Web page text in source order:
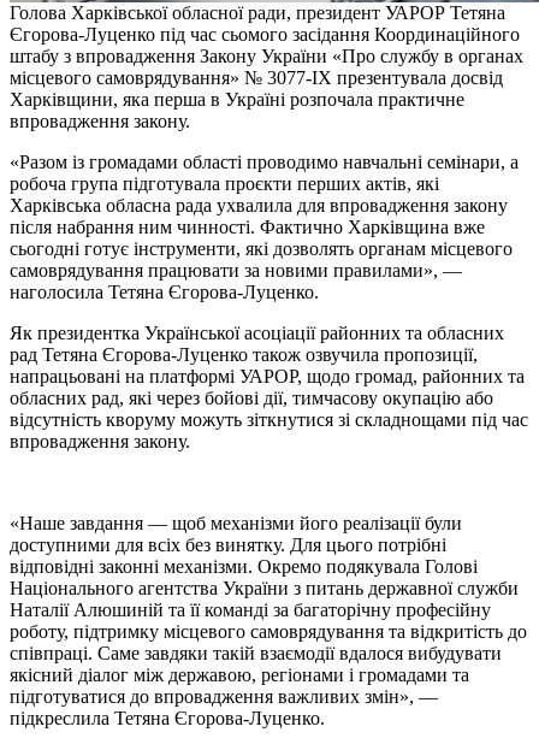
Голова Харківської обласної ради, президент УАРОР Тетяна
Єгорова-Луценко під час сьомого засідання Координаційного
штабу з впровадження Закону України «Про службу в органах
місцевого самоврядування» № 3077-ІХ презентувала досвід
Харківщини, яка перша в Україні розпочала практичне
впровадження закону.
«Разом із громадами області проводимо навчальні семінари, а
робоча група підготувала проєкти перших актів, які
Харківська обласна рада ухвалила для впровадження закону
після набрання ним чинності. Фактично Харківщина вже
сьогодні готує інструменти, які дозволять органам місцевого
самоврядування працювати за новими правилами», —
наголосила Тетяна Єгорова-Луценко.
Як президентка Української асоціації районних та обласних
рад Тетяна Єгорова-Луценко також озвучила пропозиції,
напрацьовані на платформі УАРОР, щодо громад, районних та
обласних рад, які через бойові дії, тимчасову окупацію або
відсутність кворуму можуть зіткнутися зі складнощами під час
впровадження закону.
«Наше завдання — щоб механізми його реалізації були
доступними для всіх без винятку. Для цього потрібні
відповідні законні механізми. Окремо подякувала Голові
Національного агентства України з питань державної служби
Наталії Алюшиній та її команді за багаторічну професійну
роботу, підтримку місцевого самоврядування та відкритість до
співпраці. Саме завдяки такій взаємодії вдалося вибудувати
якісний діалог між державою, регіонами і громадами та
підготуватися до впровадження важливих змін», —
підкреслила Тетяна Єгорова-Луценко.